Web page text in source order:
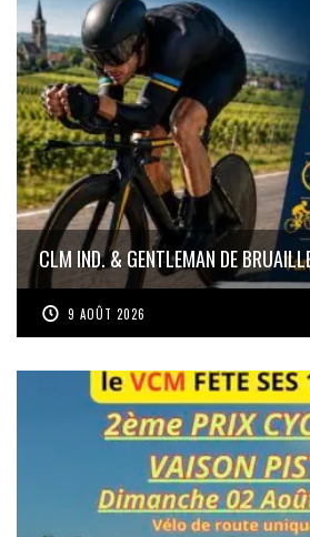
CLM IND. & GENTLEMAN DE
9 AOÛT 2026